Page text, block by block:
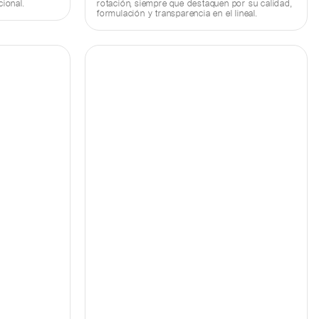
rotación, siempre que destaquen por su calidad,
formulación y transparencia en el lineal.